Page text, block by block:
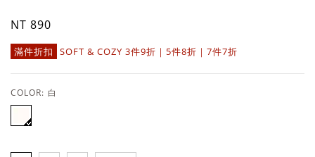
NT 890
滿件折扣 SOFT & COZY 3件9折｜5件8折｜7件7折
COLOR: 白